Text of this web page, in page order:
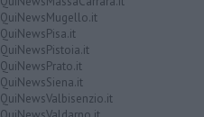
QuiNewsMugello.it
QuiNewsPisa.it
QuiNewsPistoia.it
QuiNewsPrato.it
QuiNewsSiena.it
QuiNewsValbisenzio.it